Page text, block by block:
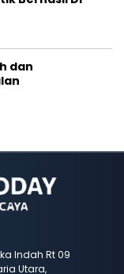
dan
Indah Rt 09
Utara,